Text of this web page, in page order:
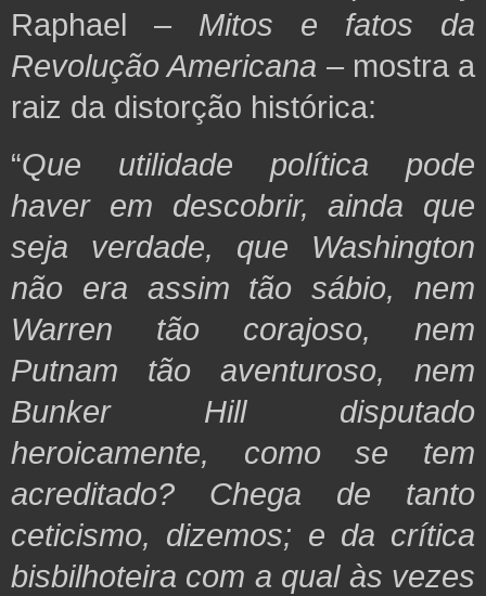
Raphael – Mitos e fatos da
Revolução Americana – mostra a
raiz da distorção histórica:
“Que utilidade política pode
haver em descobrir, ainda que
seja verdade, que Washington
não era assim tão sábio, nem
Warren tão corajoso, nem
Putnam tão aventuroso, nem
Bunker Hill disputado
heroicamente, como se tem
acreditado? Chega de tanto
ceticismo, dizemos; e da crítica
bisbilhoteira com a qual às vezes